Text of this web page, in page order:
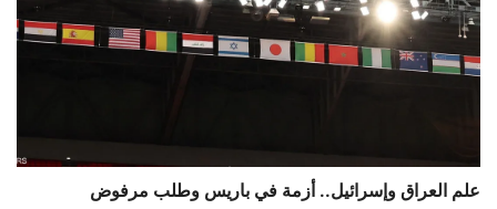
علم العراق وإسرائيل.. أزمة في باريس وطلب مرفوض